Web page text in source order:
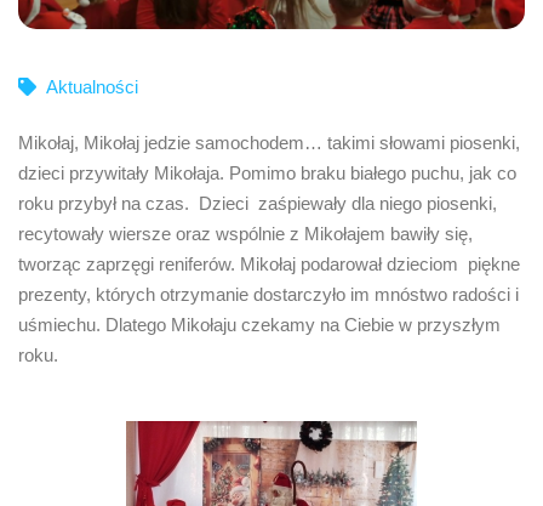
Aktualności
Mikołaj, Mikołaj jedzie samochodem… takimi słowami piosenki,
dzieci przywitały Mikołaja. Pomimo braku białego puchu, jak co
roku przybył na czas. Dzieci zaśpiewały dla niego piosenki,
recytowały wiersze oraz wspólnie z Mikołajem bawiły się,
tworząc zaprzęgi reniferów. Mikołaj podarował dzieciom piękne
prezenty, których otrzymanie dostarczyło im mnóstwo radości i
uśmiechu. Dlatego Mikołaju czekamy na Ciebie w przyszłym
roku.